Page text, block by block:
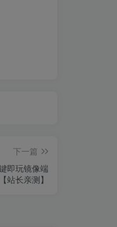
下一篇
即玩镜像端
站长亲测】